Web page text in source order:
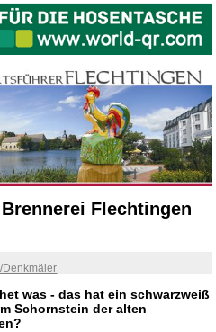
Flechtingen
Denkmäler
was - das hat ein schwarzweiß
Schornstein der alten